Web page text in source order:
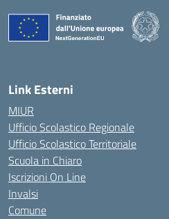
Link Esterni
MIUR
Ufficio Scolastico Regionale
Ufficio Scolastico Territoriale
Scuola in Chiaro
Iscrizioni On Line
Invalsi
Comune